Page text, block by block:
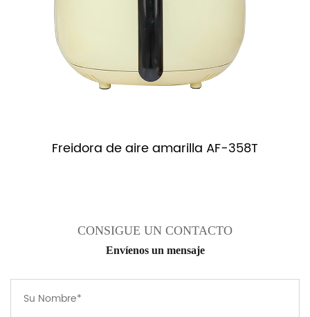
Freidora de aire amarilla AF-358T
CONSIGUE UN CONTACTO
Envíenos un mensaje